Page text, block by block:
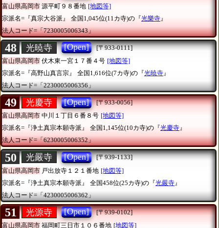
富山県高岡市 源平町９８番地 [地図等]
宗派名=『真宗大谷派』
全国1,045位(11カ寺)の『光樂寺 』
法人コード=「7230005006343」
48 光暁寺 [Open]
[〒933-0111]
富山県高岡市 伏木東一宮１７番４号 [地図等]
宗派名=『高野山真言宗』
全国1,616位(7カ寺)の『光暁寺』
法人コード=「2230005006356」
49 光慶寺 [Open]
[〒933-0056]
富山県高岡市 中川１丁目６番８号 [地図等]
宗派名=『浄土真宗本願寺派』
全国1,145位(10カ寺)の『光慶寺』
法人コード=「6230005006352」
50 光嚴寺 [Open]
[〒939-1133]
富山県高岡市 戸出放寺１２１番地 [地図等]
宗派名=『浄土真宗本願寺派』
全国458位(25カ寺)の『光嚴寺 』
法人コード=「4230005006362」
51 光源寺 [Open]
[〒939-0102]
富山県高岡市 福岡町三日市１０６番地 [地図等]